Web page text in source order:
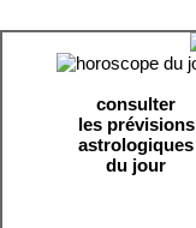
consulter
les prévisions
astrologiques
du jour